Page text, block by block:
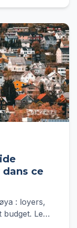
ce
: loyers,
budget. Le